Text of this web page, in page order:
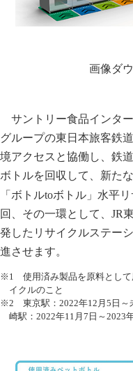
画像ダ
サントリー食品インタ
グループの東日本旅客鉄
境アクセスと協働し、鉄
ボトルを回収して、新た
「ボトルtoボトル」水平
回、その一環として、JR
発したリサイクルステー
進させます。
※1 使用済み製品を原料として
イクルのこと
※2 東京駅：2022年12月5日～
崎駅：2022年11月7日～2023